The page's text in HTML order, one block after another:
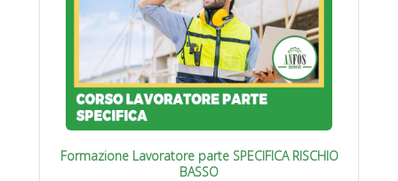
Formazione Lavoratore parte SPECIFICA RISCHIO
BASSO